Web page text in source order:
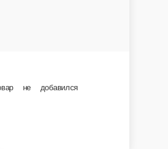
соответствовать в точности